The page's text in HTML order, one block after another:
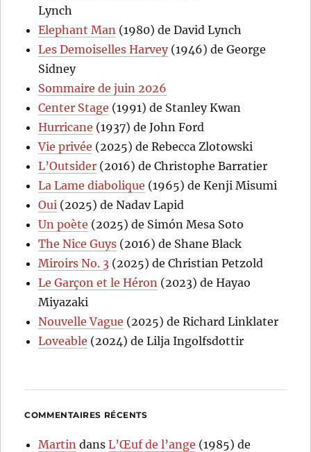
Lynch
Elephant Man (1980) de David Lynch
Les Demoiselles Harvey(1946) de George
Sidney
Sommaire de juin 2026
Center Stage (1991) de Stanley Kwan
Hurricane (1937) de John Ford
Vie privée (2025) de Rebecca Zlotowski
L’Outsider (2016) de Christophe Barratier
La Lame diabolique (1965) de Kenji Misumi
Oui (2025) de Nadav Lapid
Un poète (2025) de Simón Mesa Soto
The Nice Guys (2016) de Shane Black
Miroirs No. 3 (2025) de Christian Petzold
Le Garçon et le Héron (2023) de Hayao
Miyazaki
Nouvelle Vague (2025) de Richard Linklater
Loveable (2024) de Lilja Ingolfsdottir
COMMENTAIRES RÉCENTS
Martin dansL’Œuf de l’ange (1985) de